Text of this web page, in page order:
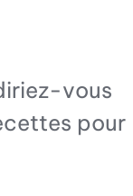
vous
pour